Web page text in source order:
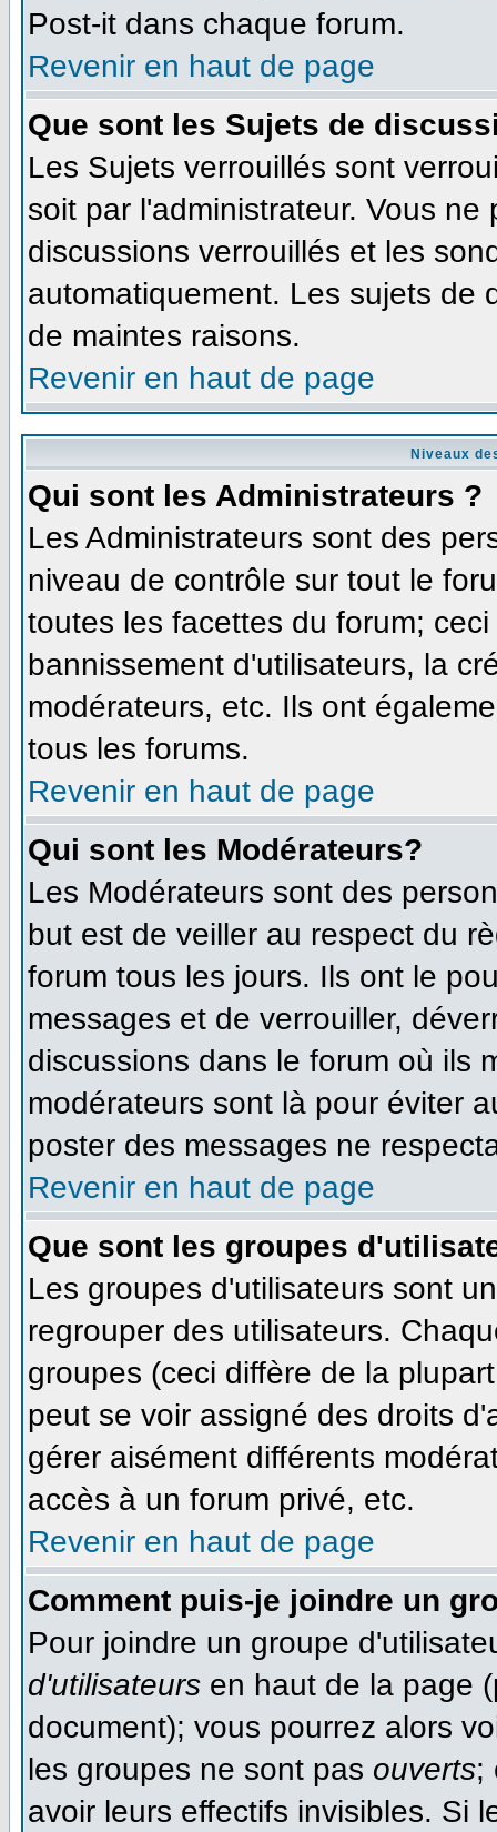
Post-it dans chaque forum.
Revenir en haut de page
Que sont les Sujets de
Les Sujets verrouillés sont
soit par l'administrateur. Vous
discussions verrouillés et les
automatiquement. Les sujets de
de maintes raisons.
Revenir en haut de page
Niveaux
Qui sont les Administrateurs ?
Les Administrateurs sont des
niveau de contrôle sur tout le
toutes les facettes du forum;
bannissement d'utilisateurs, la
modérateurs, etc. Ils ont
tous les forums.
Revenir en haut de page
Qui sont les Modérateurs?
Les Modérateurs sont des
but est de veiller au respect du
forum tous les jours. Ils ont le
messages et de verrouiller,
discussions dans le forum où ils
modérateurs sont là pour éviter
poster des messages ne
Revenir en haut de page
Que sont les groupes
Les groupes d'utilisateurs sont
regrouper des utilisateurs.
groupes (ceci diffère de la
peut se voir assigné des droits
gérer aisément différents
accès à un forum privé, etc.
Revenir en haut de page
Comment puis-je joindre un
Pour joindre un groupe
d'utilisateurs en haut de la page
document); vous pourrez alors
les groupes ne sont pas ouverts;
avoir leurs effectifs invisibles. Si